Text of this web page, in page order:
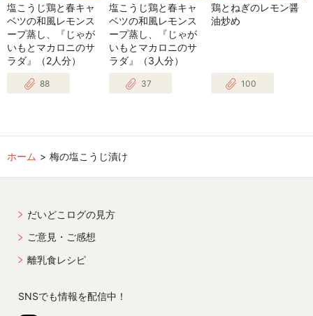
塩こうじ鶏と春キャ
ベツの和風レモンス
ープ蒸し、『じゃが
いもとマカロニのサ
ラダ』（2人分）
88
塩こうじ鶏と春キャ
ベツの和風レモンス
ープ蒸し、『じゃが
いもとマカロニのサ
ラダ』（3人分）
37
鶏とねぎのレモン醤
油炒め
100
ホーム 梅の塩こうじ漬け
だいどこログの見方
ご意見・ご感想
離乳食レシピ
SNSでも情報を配信中！